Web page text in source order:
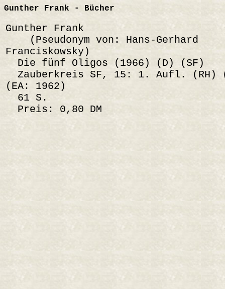
Gunther Frank - Bücher
Gunther Frank
(Pseudonym von: Hans-Gerhard
Franciskowsky)
Die fünf Oligos (1966) (D) (SF)
Zauberkreis SF, 15: 1. Aufl. (RH)
(EA: 1962)
61 S.
Preis: 0,80 DM